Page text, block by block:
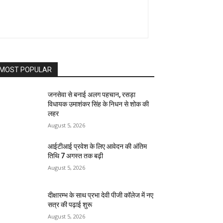
POPULAR
जनसेवा से बनाई अलग पहचान, रसड़ा
विधायक उमाशंकर सिंह के निधन से शोक की
लहर
August 5, 2026
आईटीआई प्रवेश के लिए आवेदन की अंतिम
तिथि 7 अगस्त तक बढ़ी
August 5, 2026
दीक्षारम्भ के साथ प्रभा देवी पीजी कॉलेज में नए
सत्र की पढ़ाई शुरू
August 5, 2026